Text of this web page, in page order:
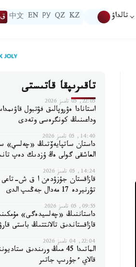
تالداۋ KZ
QZ
РУ
EN
中文
تاقىرىپقا قاتىستى
22:05, 05 تامىز 2026
استانادا ەۋروپالىق فۋتبول
وداعىنىڭ كونگرەسى وتەدى
14:40, 05 تامىز 2026
داستان ساتپايەۆتىڭ «چەلسي»
العاشقى گولى ەڭ ۇزدىك دەپ
14:24, 05 تامىز 2026
قازاقستان جۇزۋدەن ا ق ش-تاعى
تۋرنيردە 17 مەدال جەڭىپ الدى
09:55, 05 تامىز 2026
داستاننىڭ «چەلسيدەگى»
قازاقستاندىق تالانتتىڭ باستى
22:04, 04 تامىز 2026
الماتىدا 45 مىڭ ورىندىق
قالاي ءجۇرىپ جاتىر